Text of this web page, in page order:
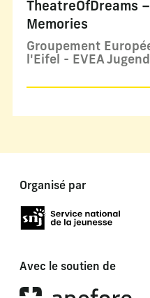
TheatreOfDreams
Memories
Groupement
l'Eifel - EVEA
Organisé par
Avec le soutien de